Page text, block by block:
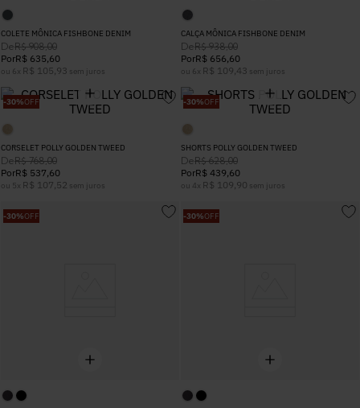
COLETE MÔNICA FISHBONE DENIM
DeR$ 908,00
PorR$ 635,60
ou 6 x R$ 105,93 sem juros
CALÇA MÔNICA FISHBONE DENIM
DeR$ 938,00
PorR$ 656,60
ou 6 x R$ 109,43 sem juros
-30%OFF
CORSELET POLLY GOLDEN TWEED
DeR$ 768,00
PorR$ 537,60
ou 5 x R$ 107, 52 sem juros
-30%OFF
SHORTS POLLY GOLDEN TWEED
DeR$ 628,00
PorR$ 439,60
ou 4 x R$ 109,90 sem juros
-30%OFF -30%OFF
4º Blusa
5º Calça
7º Vestidos